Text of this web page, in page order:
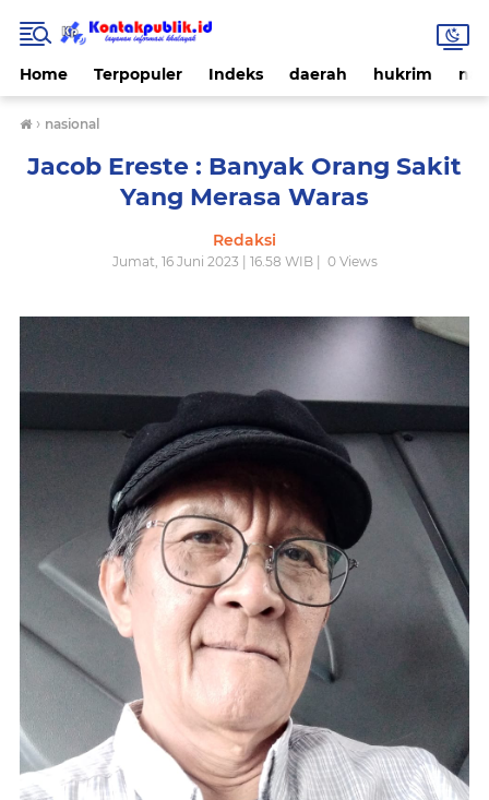
Home Terpopuler Indeks daerah hukrim
› nasional
Jacob Ereste : Banyak Orang Sakit
Yang Merasa Waras
Redaksi
Jumat, 16 Juni 2023 | 16.58 WIB | 0Views